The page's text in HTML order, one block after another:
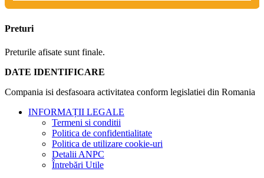
Preturi
Preturile afisate sunt finale.
DATE IDENTIFICARE
Compania isi desfasoara activitatea conform legislatiei din Romania
INFORMAȚII LEGALE
Termeni si conditii
Politica de confidentialitate
Politica de utilizare cookie-uri
Detalii ANPC
Întrebări Utile